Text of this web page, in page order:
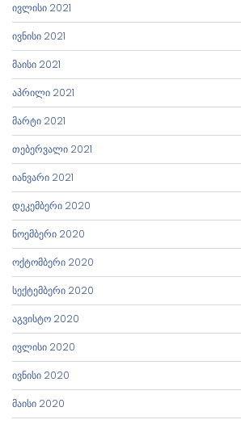
ივლისი 2021
ივნისი 2021
მაისი 2021
აპრილი 2021
მარტი 2021
თებერვალი 2021
იანვარი 2021
დეკემბერი 2020
ნოემბერი 2020
ოქტომბერი 2020
სექტემბერი 2020
აგვისტო 2020
ივლისი 2020
ივნისი 2020
მაისი 2020